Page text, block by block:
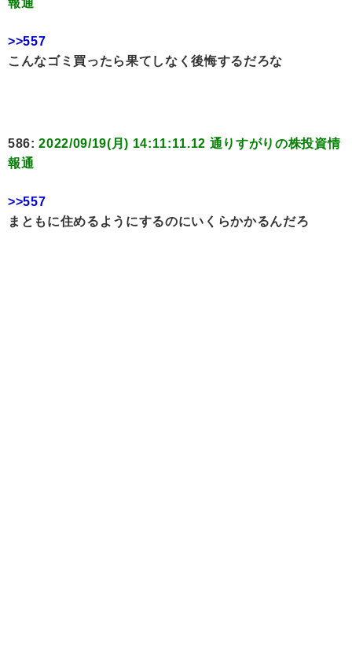
報通
>>557
こんなゴミ買ったら果てしなく後悔するだろな
586:2022/09/19(月) 14:11:11.12 通りすがりの株投資情
報通
>>557
まともに住めるようにするのにいくらかかるんだろ